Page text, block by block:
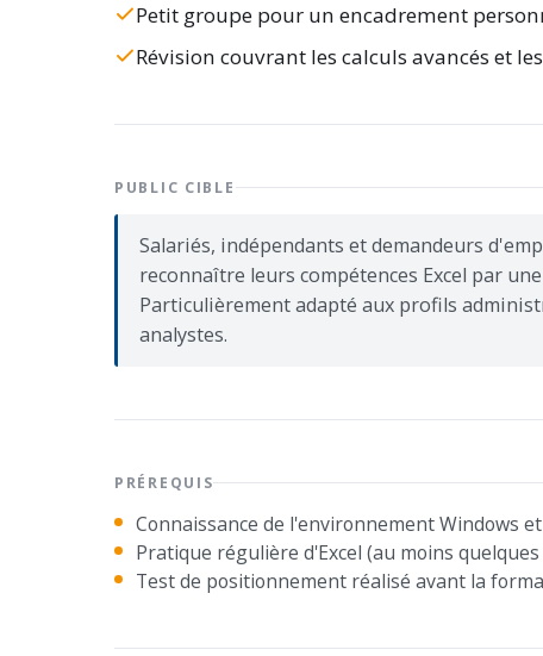
Petit groupe pour un encadrement
Révision couvrant les calculs avancés et
PUBLIC CIBLE
Salariés, indépendants et demandeurs
reconnaître leurs compétences Excel par
Particulièrement adapté aux profils
analystes.
PRÉREQUIS
Connaissance de l'environnement Windows
Pratique régulière d'Excel (au moins
Test de positionnement réalisé avant la